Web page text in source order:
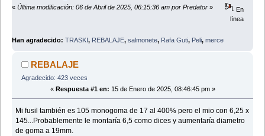
« Última modificación: 06 de Abril de 2025, 06:15:36 am por Predator »
En
línea
Han agradecido: TRASKI, REBALAJE, salmonete, Rafa Guti, Peli, merce
REBALAJE
Agradecido: 423 veces
« Respuesta #1 en: 15 de Enero de 2025, 08:46:45 pm »
Mi fusil también es 105 monogoma de 17 al 400% pero el mio con 6,25 x
145...Probablemente le montaría 6,5 como dices y aumentaría diametro
de goma a 19mm.